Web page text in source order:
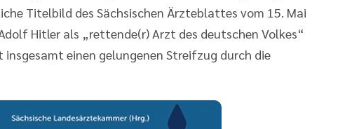
Titelbild des Sächsischen Ärzteblattes vom 15. Mai
Hitler als „rettende(r) Arzt des deutschen Volkes“
einen gelungenen Streifzug durch die